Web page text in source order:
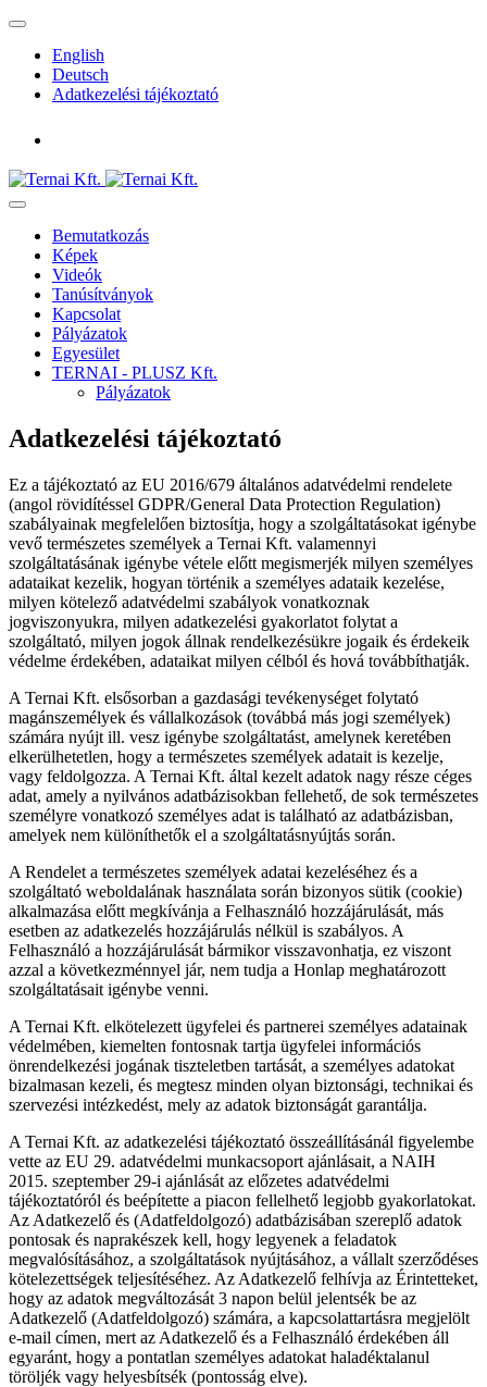
English
Deutsch
Adatkezelési tájékoztató
Bemutatkozás
Képek
Videók
Tanúsítványok
Kapcsolat
Pályázatok
Egyesület
TERNAI - PLUSZ Kft.
Pályázatok
Adatkezelési tájékoztató
Ez a tájékoztató az EU 2016/679 általános adatvédelmi rendelete
(angol rövidítéssel GDPR/General Data Protection Regulation)
szabályainak megfelelően biztosítja, hogy a szolgáltatásokat igénybe
vevő természetes személyek a Ternai Kft. valamennyi
szolgáltatásának igénybe vétele előtt megismerjék milyen személyes
adataikat kezelik, hogyan történik a személyes adataik kezelése,
milyen kötelező adatvédelmi szabályok vonatkoznak
jogviszonyukra, milyen adatkezelési gyakorlatot folytat a
szolgáltató, milyen jogok állnak rendelkezésükre jogaik és érdekeik
védelme érdekében, adataikat milyen célból és hová továbbíthatják.
A Ternai Kft. elsősorban a gazdasági tevékenységet folytató
magánszemélyek és vállalkozások (továbbá más jogi személyek)
számára nyújt ill. vesz igénybe szolgáltatást, amelynek keretében
elkerülhetetlen, hogy a természetes személyek adatait is kezelje,
vagy feldolgozza. A Ternai Kft. által kezelt adatok nagy része céges
adat, amely a nyilvános adatbázisokban fellehető, de sok természetes
személyre vonatkozó személyes adat is található az adatbázisban,
amelyek nem különíthetők el a szolgáltatásnyújtás során.
A Rendelet a természetes személyek adatai kezeléséhez és a
szolgáltató weboldalának használata során bizonyos sütik (cookie)
alkalmazása előtt megkívánja a Felhasználó hozzájárulását, más
esetben az adatkezelés hozzájárulás nélkül is szabályos. A
Felhasználó a hozzájárulását bármikor visszavonhatja, ez viszont
azzal a következménnyel jár, nem tudja a Honlap meghatározott
szolgáltatásait igénybe venni.
A Ternai Kft. elkötelezett ügyfelei és partnerei személyes adatainak
védelmében, kiemelten fontosnak tartja ügyfelei információs
önrendelkezési jogának tiszteletben tartását, a személyes adatokat
bizalmasan kezeli, és megtesz minden olyan biztonsági, technikai és
szervezési intézkedést, mely az adatok biztonságát garantálja.
A Ternai Kft. az adatkezelési tájékoztató összeállításánál figyelembe
vette az EU 29. adatvédelmi munkacsoport ajánlásait, a NAIH
2015. szeptember 29-i ajánlását az előzetes adatvédelmi
tájékoztatóról és beépítette a piacon fellelhető legjobb gyakorlatokat.
Az Adatkezelő és (Adatfeldolgozó) adatbázisában szereplő adatok
pontosak és naprakészek kell, hogy legyenek a feladatok
megvalósításához, a szolgáltatások nyújtásához, a vállalt szerződéses
kötelezettségek teljesítéséhez. Az Adatkezelő felhívja az Érintetteket,
hogy az adatok megváltozását 3 napon belül jelentsék be az
Adatkezelő (Adatfeldolgozó) számára, a kapcsolattartásra megjelölt
e-mail címen, mert az Adatkezelő és a Felhasználó érdekében áll
egyaránt, hogy a pontatlan személyes adatokat haladéktalanul
töröljék vagy helyesbítsék (pontosság elve).